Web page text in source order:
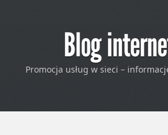
Blog
Promocja usług w sieci –